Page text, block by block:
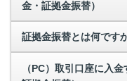
金・証拠金振替）
証拠金振替とは何です
（PC）取引口座に入